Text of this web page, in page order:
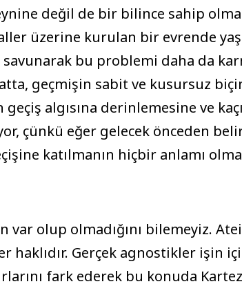
değil de bir bilince sahip
üzerine kurulan bir evrende
bu problemi daha da
geçmişin sabit ve kusursuz
algısına derinlemesine ve
çünkü eğer gelecek önceden
katılmanın hiçbir anlamı
var olup olmadığını bilemeyiz.
haklıdır. Gerçek agnostikler işin
fark ederek bu konuda